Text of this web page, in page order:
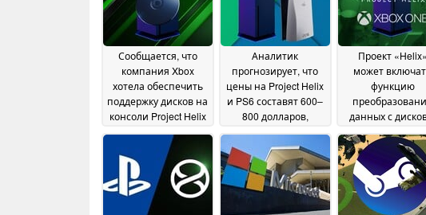
Сообщается, что
компания Xbox
хотела обеспечить
поддержку дисков на
консоли Project Helix
преимущества
перед PS601 August
2026
Аналитик
прогнозирует, что
цены на Project Helix
и PS6 составят 600–
800 долларов,
оперативной
памяти снижается
перед выпуском14
July 2026
Проект «Helix»
может
функцию
данных с
что даст
консоли Xbox
перед PS602 July